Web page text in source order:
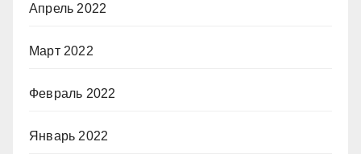
Апрель 2022
Март 2022
Февраль 2022
Январь 2022